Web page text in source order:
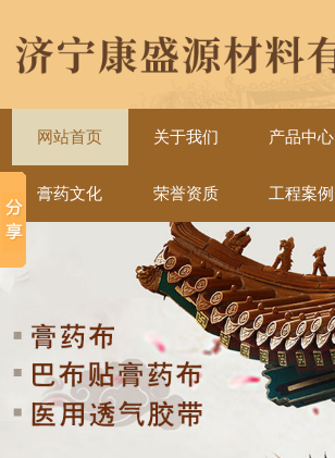
网站首页 关于我们 产品中心
膏药文化 荣誉资质 工程案例